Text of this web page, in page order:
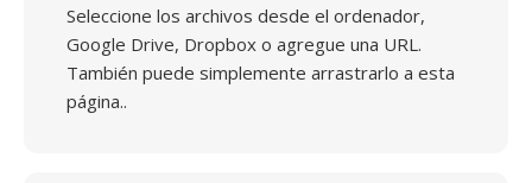
Seleccione los archivos desde el ordenador,
Google Drive, Dropbox o agregue una URL.
También puede simplemente arrastrarlo a esta
página..